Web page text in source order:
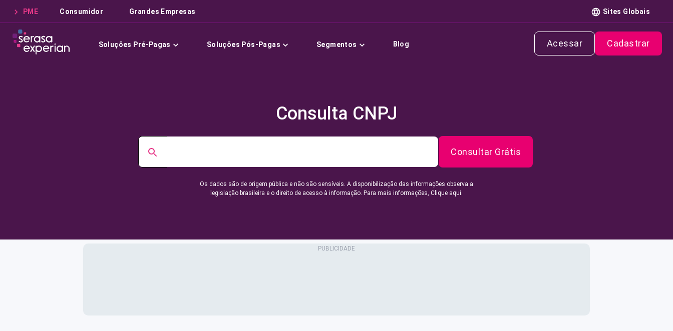
PME Consumidor Grandes Empresas Sites Globais
Soluções Pré-Pagas Soluções Pós-Pagas Segmentos Blog Acessar Cadastrar
Consulta CNPJ
Consultar Grátis
Os dados são de origem pública e não são sensíveis. A disponibilização das informações observa a
legislação brasileira e o direito de acesso à informação. Para mais informações, Clique aqui.